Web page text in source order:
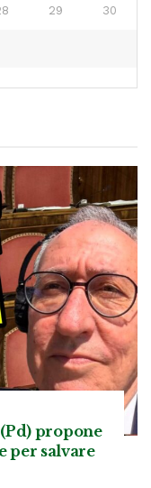
29 30
propone
per salvare